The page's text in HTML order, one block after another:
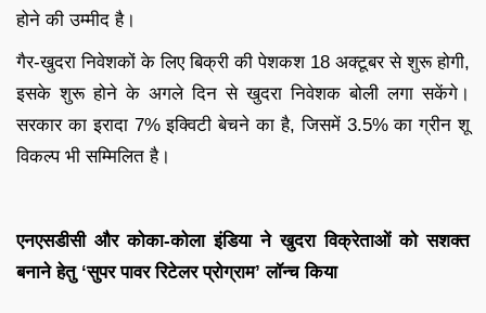
होने की उम्मीद है।
गैर-खुदरा निवेशकों के लिए बिक्री की पेशकश 18 अक्टूबर से शुरू होगी,
इसके शुरू होने के अगले दिन से खुदरा निवेशक बोली लगा सकेंगे।
सरकार का इरादा 7% इक्विटी बेचने का है, जिसमें 3.5% का ग्रीन शू
विकल्प भी सम्मिलित है।
एनएसडीसी और कोका-कोला इंडिया ने खुदरा विक्रेताओं को सशक्त
बनाने हेतु ‘सुपर पावर रिटेलर प्रोग्राम’ लॉन्च किया